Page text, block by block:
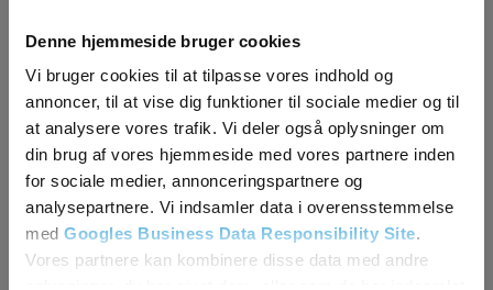
Denne hjemmeside bruger cookies
Vi bruger cookies til at tilpasse vores indhold og
annoncer, til at vise dig funktioner til sociale medier og til
at analysere vores trafik. Vi deler også oplysninger om
din brug af vores hjemmeside med vores partnere inden
for sociale medier, annonceringspartnere og
analysepartnere. Vi indsamler data i overensstemmelse
med Googles Business Data Responsibility Site.
Vores partnere kan kombinere disse data med andre